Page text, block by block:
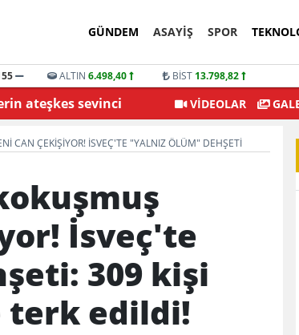
GÜNDEM ASAYİŞ SPOR
ALTIN 6.498,40 BİST 13.798,82
ateşkes sevinci SON
VİDEOLAR
CAN ÇEKIŞIYOR! İSVEÇ'TE "YALNIZ ÖLÜM" DEHŞETI
İsveç'te
309 kişi
terk edildi!